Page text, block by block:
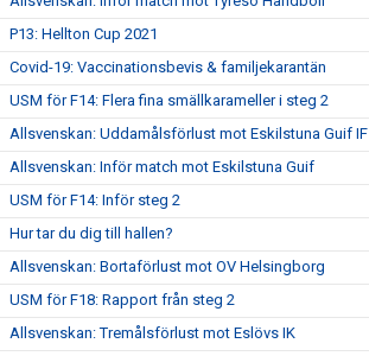
P13: Hellton Cup 2021
Covid-19: Vaccinationsbevis & familjekarantän
USM för F14: Flera fina smällkarameller i steg 2
Allsvenskan: Uddamålsförlust mot Eskilstuna Guif IF
Allsvenskan: Inför match mot Eskilstuna Guif
USM för F14: Inför steg 2
Hur tar du dig till hallen?
Allsvenskan: Bortaförlust mot OV Helsingborg
USM för F18: Rapport från steg 2
Allsvenskan: Tremålsförlust mot Eslövs IK